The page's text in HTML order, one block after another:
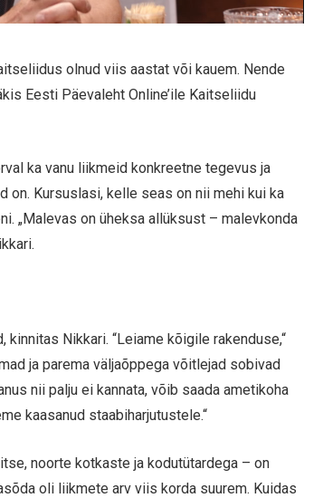
olnud viis aastat või kauem. Nende
Eesti Päevaleht Online’ile Kaitseliidu
ka vanu liikmeid konkreetne tegevus ja
on. Kursuslasi, kelle seas on nii mehi kui ka
„Malevas on üheksa allüksust – malevkonda
Nikkari. “Leiame kõigile rakenduse,“
ja parema väljaõppega võitlejad sobivad
nii palju ei kannata, võib saada ametikoha
kaasanud staabiharjutustele.“
noorte kotkaste ja kodutütardega – on
oli liikmete arv viis korda suurem. Kuidas